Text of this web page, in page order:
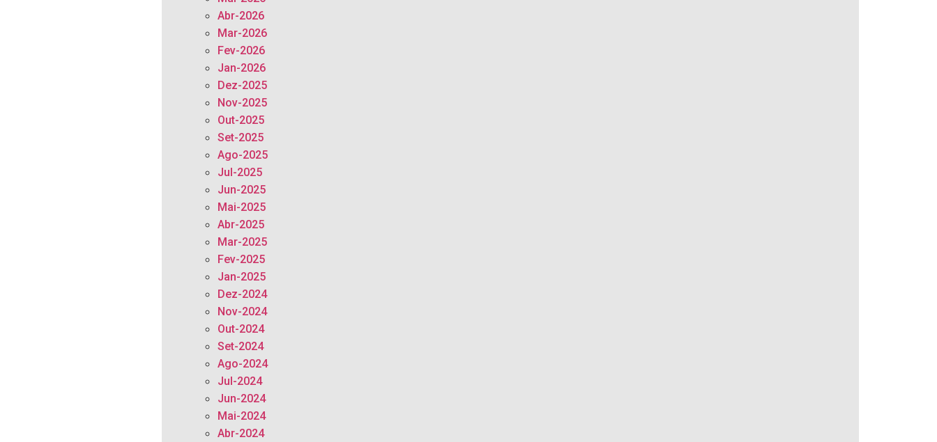
Abr-2026
Mar-2026
Fev-2026
Jan-2026
Dez-2025
Nov-2025
Out-2025
Set-2025
Ago-2025
Jul-2025
Jun-2025
Mai-2025
Abr-2025
Mar-2025
Fev-2025
Jan-2025
Dez-2024
Nov-2024
Out-2024
Set-2024
Ago-2024
Jul-2024
Jun-2024
Mai-2024
Abr-2024